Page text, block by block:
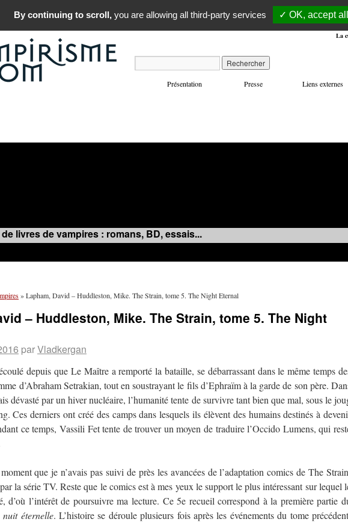
La
Présentation Presse Liens externes
livres de vampires : romans, BD, essais...
»Lapham, David – Huddleston, Mike. The Strain, tome 5. The Night Eternal
– Huddleston, Mike. The Strain, tome 5. The Night
parVladkergan
depuis que Le Maître a remporté la bataille, se débarrassant dans le même temps
d’Abraham Setrakian, tout en soustrayant le fils d’Ephraïm à la garde de son père.
dévasté par un hiver nucléaire, l’humanité tente de survivre tant bien que mal, sous le
Ces derniers ont créé des camps dans lesquels ils élèvent des humains destinés à
ce temps, Vassili Fet tente de trouver un moyen de traduire l’Occido Lumens, qui
que je n’avais pas suivi de près les avancées de l’adaptation comics de The
la série TV. Reste que le comics est à mes yeux le support le plus intéressant sur lequel
d’où l’intérêt de poursuivre ma lecture. Ce 5e recueil correspond à la première partie
nuit éternelle. L’histoire se déroule plusieurs fois après les événements du tome
By continuing to scroll,you are allowing all third-party services ✓ OK, accept all